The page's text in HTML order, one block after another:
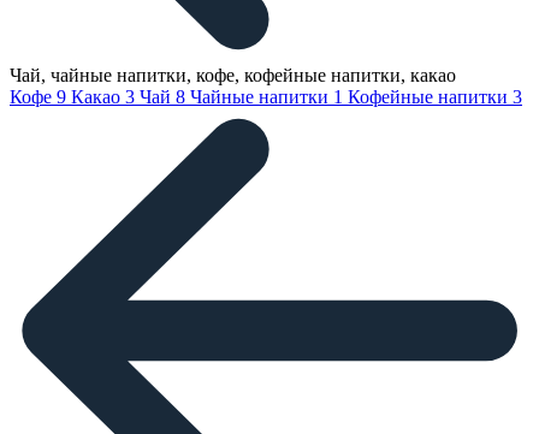
Чай, чайные напитки, кофе, кофейные напитки, какао
Кофе 9 Какао 3 Чай 8 Чайные напитки 1 Кофейные напитки 3